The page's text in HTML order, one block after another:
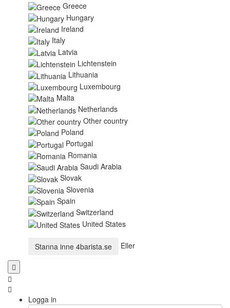
Greece
Hungary
Ireland
Italy
Latvia
Lichtenstein
Lithuania
Luxembourg
Malta
Netherlands
Other country
Poland
Portugal
Romania
Saudi Arabia
Slovak
Slovenia
Spain
Switzerland
United States
Stanna inne 4barista.se Eller
Logga in